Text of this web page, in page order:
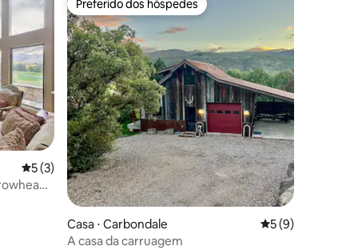
5 de uma avaliação média de 5, 3 avaliações
5 (3)
Preferido dos hóspedes
Preferido dos hóspedes
Casa ⋅ Carbondale 5 de uma
5 (9)
A casa da carruagem